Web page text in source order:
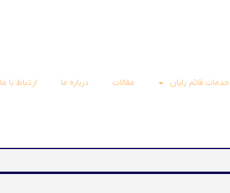
خدمات قائم رایان مقالات درباره ما ارتباط با ما